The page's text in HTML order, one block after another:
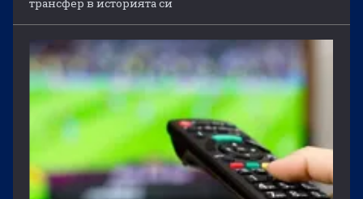
трансфер в историята си